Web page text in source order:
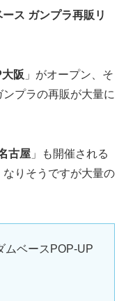
ス ガンプラ再販リ
阪 」がオープン、そ
プラの再販が大量に
古屋 」も開催される
りそうですが大量の
ムベースPOP-UP